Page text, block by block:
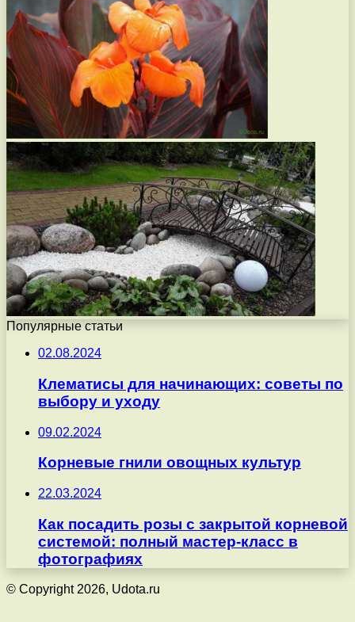
Популярные статьи
02.08.2024
Клематисы для начинающих: советы по
выбору и уходу
09.02.2024
Корневые гнили овощных культур
22.03.2024
Как посадить розы с закрытой корневой
системой: полный мастер-класс в
фотографиях
© Copyright 2026, Udota.ru